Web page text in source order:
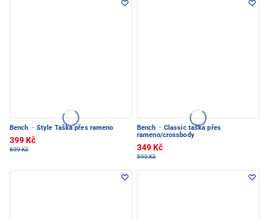
Bench · Style Taška přes rameno
399 Kč
699 Kč
Bench · Classic taška přes
rameno/crossbody
349 Kč
599 Kč